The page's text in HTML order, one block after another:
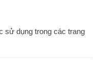
sử dụng trong các trang